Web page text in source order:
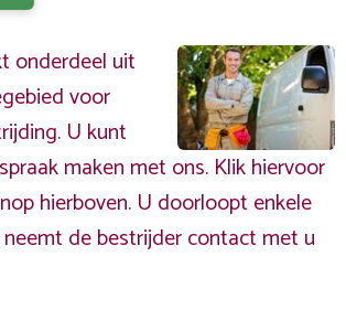
onderdeel uit
voor
U kunt
maken met ons. Klik hiervoor
hierboven. U doorloopt enkele
neemt de bestrijder contact met u